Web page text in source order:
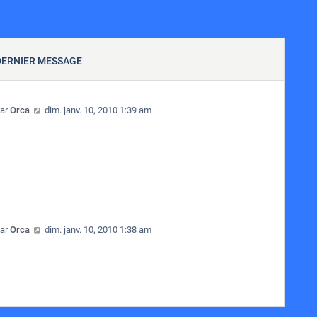
MESSAGE
Orca Consulter le dernier message
dim. janv. 10, 2010 1:39 am
Orca Consulter le dernier message
dim. janv. 10, 2010 1:38 am